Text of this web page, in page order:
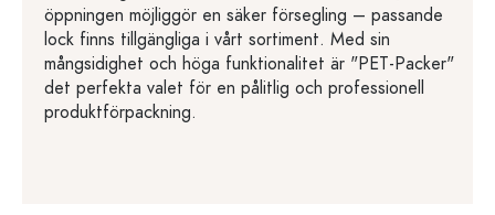
öppningen möjliggör en säker försegling – passande
lock finns tillgängliga i vårt sortiment. Med sin
mångsidighet och höga funktionalitet är "PET-Packer"
det perfekta valet för en pålitlig och professionell
produktförpackning.